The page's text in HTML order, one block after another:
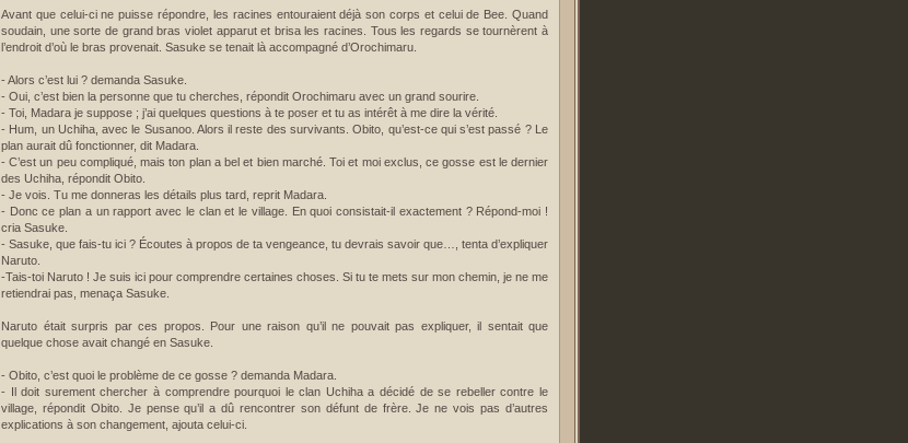
Avant que celui-ci ne puisse répondre, les racines entouraient déjà son corps et celui de Bee. Quand
soudain, une sorte de grand bras violet apparut et brisa les racines. Tous les regards se tournèrent à
l’endroit d’où le bras provenait. Sasuke se tenait là accompagné d’Orochimaru.
- Alors c’est lui ? demanda Sasuke.
- Oui, c’est bien la personne que tu cherches, répondit Orochimaru avec un grand sourire.
- Toi, Madara je suppose ; j’ai quelques questions à te poser et tu as intérêt à me dire la vérité.
- Hum, un Uchiha, avec le Susanoo. Alors il reste des survivants. Obito, qu’est-ce qui s’est passé ? Le
plan aurait dû fonctionner, dit Madara.
- C’est un peu compliqué, mais ton plan a bel et bien marché. Toi et moi exclus, ce gosse est le dernier
des Uchiha, répondit Obito.
- Je vois. Tu me donneras les détails plus tard, reprit Madara.
- Donc ce plan a un rapport avec le clan et le village. En quoi consistait-il exactement ? Répond-moi !
cria Sasuke.
- Sasuke, que fais-tu ici ? Écoutes à propos de ta vengeance, tu devrais savoir que…, tenta d’expliquer
Naruto.
-Tais-toi Naruto ! Je suis ici pour comprendre certaines choses. Si tu te mets sur mon chemin, je ne me
retiendrai pas, menaça Sasuke.
Naruto était surpris par ces propos. Pour une raison qu’il ne pouvait pas expliquer, il sentait que
quelque chose avait changé en Sasuke.
- Obito, c’est quoi le problème de ce gosse ? demanda Madara.
- Il doit surement chercher à comprendre pourquoi le clan Uchiha a décidé de se rebeller contre le
village, répondit Obito. Je pense qu’il a dû rencontrer son défunt de frère. Je ne vois pas d’autres
explications à son changement, ajouta celui-ci.